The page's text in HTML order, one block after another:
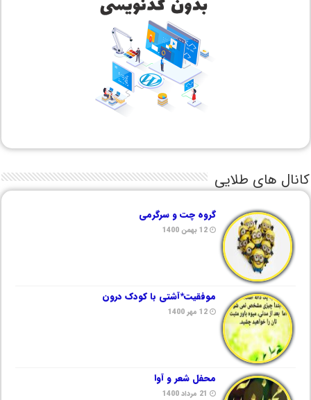
کانال های طلایی
گروه چت و سرگرمی
12 بهمن 1400
موفقیت*آشتی با کودک درون
12 مهر 1400
محفل شعر و آوا
21 مرداد 1400